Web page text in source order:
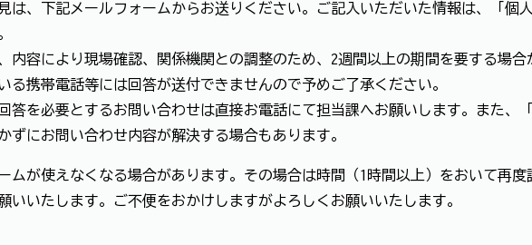
は、下記メールフォームからお送りください。ご記入いただいた情報は、「個
内容により現場確認、関係機関との調整のため、2週間以上の期間を要する場
る携帯電話等には回答が送付できませんので予めご了承ください。
答を必要とするお問い合わせは直接お電話にて担当課へお願いします。また、
ずにお問い合わせ内容が解決する場合もあります。
ムが使えなくなる場合があります。その場合は時間（1時間以上）をおいて再
いいたします。ご不便をおかけしますがよろしくお願いいたします。